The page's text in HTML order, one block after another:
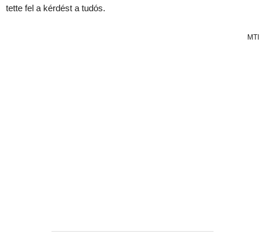
tette fel a kérdést a tudós.
MTI